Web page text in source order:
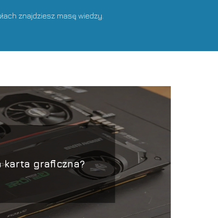
znajdziesz masę wiedzy.
karta graficzna?